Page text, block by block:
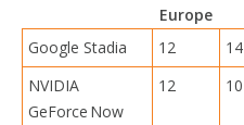
Europe
Google Stadia
12 14
NVIDIA
GeForce Now
12 10